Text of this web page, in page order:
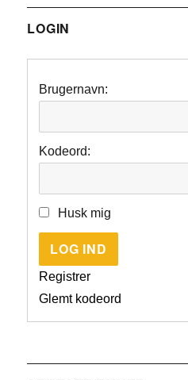
LOGIN
Brugernavn:
Kodeord:
Husk mig
LOG IND
Registrer
Glemt kodeord